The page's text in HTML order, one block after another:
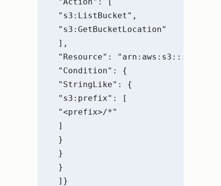
"s3:ListBucket",
"s3:GetBucketLocation"
],
"Resource":
"Condition": {
"StringLike": {
"s3:prefix": [
"<prefix>/*"
]
}
}
}
]}